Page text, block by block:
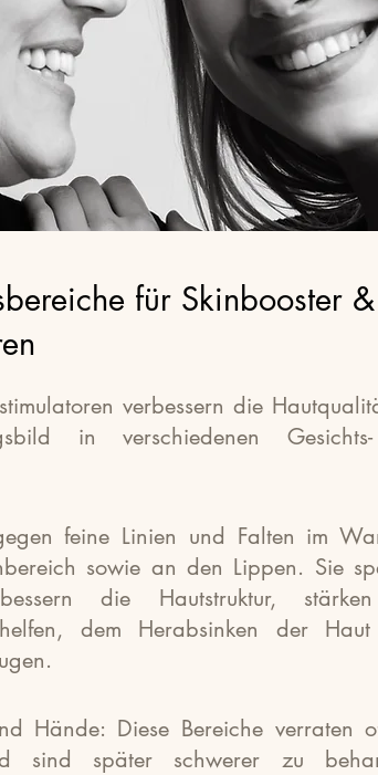
für Skinbooster &
verbessern die
in verschiedenen
feine Linien und Falten im
sowie an den Lippen. Sie
die Hautstruktur,
dem Herabsinken der
Hände: Diese Bereiche verraten
sind später schwerer zu